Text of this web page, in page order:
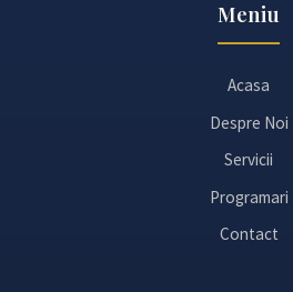
Meniu
Acasa
Despre Noi
Servicii
Programari
Contact